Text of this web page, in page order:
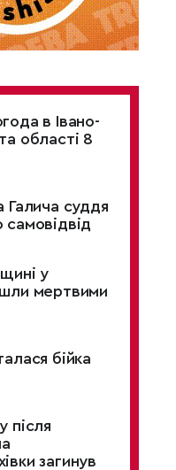
в Івано-
області 8
Галича суддя
у
мертвими
бійка
після
загинув